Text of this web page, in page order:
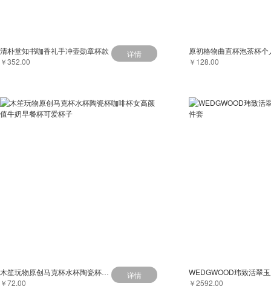
清朴堂知书咖香礼手冲壶勋章杯款
￥352.00
详情
￥128.00
￥72.00
详情
￥2592.00